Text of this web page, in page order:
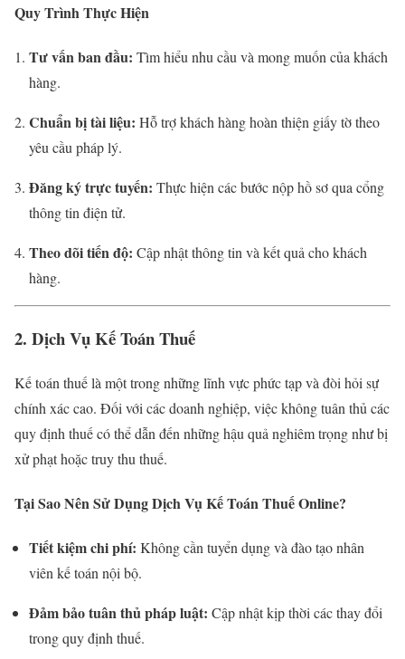
Quy Trình Thực Hiện
Tư vấn ban đầu: Tìm hiểu nhu cầu và mong muốn của khách
hàng.
Chuẩn bị tài liệu: Hỗ trợ khách hàng hoàn thiện giấy tờ theo
yêu cầu pháp lý.
Đăng ký trực tuyến: Thực hiện các bước nộp hồ sơ qua cổng
thông tin điện tử.
Theo dõi tiến độ: Cập nhật thông tin và kết quả cho khách
hàng.
2. Dịch Vụ Kế Toán Thuế
Kế toán thuế là một trong những lĩnh vực phức tạp và đòi hỏi sự
chính xác cao. Đối với các doanh nghiệp, việc không tuân thủ các
quy định thuế có thể dẫn đến những hậu quả nghiêm trọng như bị
xử phạt hoặc truy thu thuế.
Tại Sao Nên Sử Dụng Dịch Vụ Kế Toán Thuế Online?
Tiết kiệm chi phí: Không cần tuyển dụng và đào tạo nhân
viên kế toán nội bộ.
Đảm bảo tuân thủ pháp luật: Cập nhật kịp thời các thay đổi
trong quy định thuế.